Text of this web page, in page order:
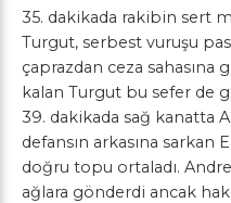
35. dakikada rakibin sert
Turgut, serbest vuruşu
çaprazdan ceza sahasına
kalan Turgut bu sefer de
39. dakikada sağ kanatta
defansın arkasına sarkan
doğru topu ortaladı.
ağlara gönderdi ancak